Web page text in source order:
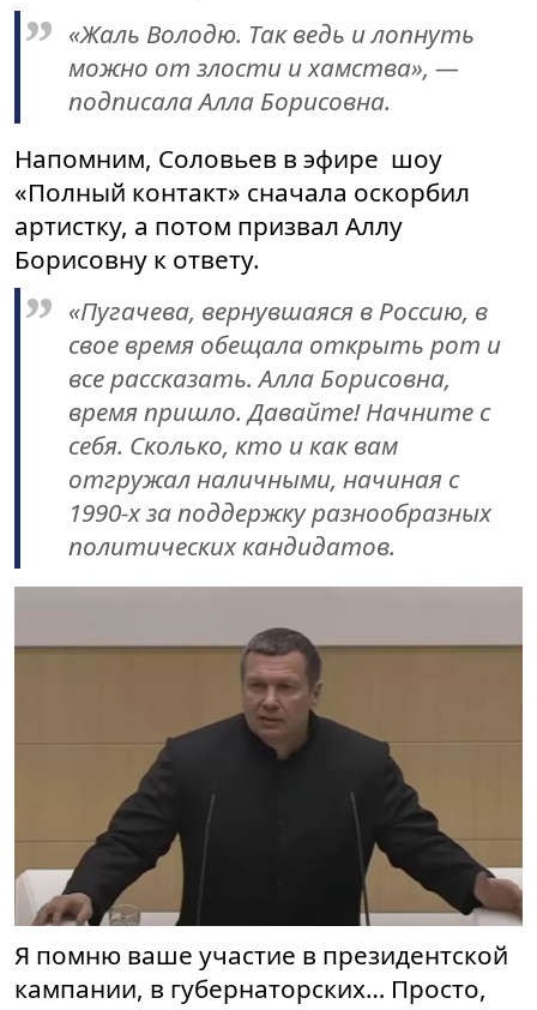
«Жаль Володю. Так ведь и лопнуть
можно от злости и хамства», —
подписала Алла Борисовна.
Напомним, Соловьев в эфире шоу
«Полный контакт» сначала оскорбил
артистку, а потом призвал Аллу
Борисовну к ответу.
«Пугачева, вернувшаяся в Россию, в
свое время обещала открыть рот и
все рассказать. Алла Борисовна,
время пришло. Давайте! Начните с
себя. Сколько, кто и как вам
отгружал наличными, начиная с
1990-х за поддержку разнообразных
политических кандидатов.
Я помню ваше участие в президентской
кампании, в губернаторских… Просто,